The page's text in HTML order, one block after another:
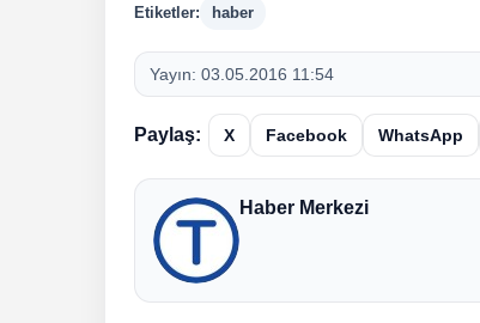
Etiketler: haber
Yayın: 03.05.2016 11:54
Paylaş: X Facebook WhatsApp
Haber Merkezi